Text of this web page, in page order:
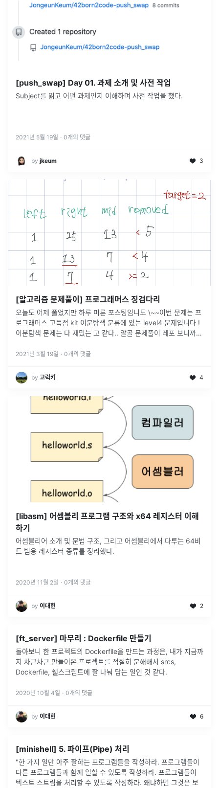
[push_swap] Day 01. 과제 소개 및 사전 작업
Subject를 읽고 어떤 과제인지 이해하며 사전 작업을 했다.
2021년 5월 19일 · 0개의 댓글
by jkeum 3
[알고리즘 문제풀이] 프로그래머스 징검다리
오늘도 어제 풀었지만 하루 미룬 포스팅임니도 \~~이번 문제는 프
로그래머스 고득점 kit 이분탐색 분류에 있는 level4 문제입니다 !
이분탐색 문제는 다 재밌는 고 같다.. 알골 문제풀이 레포 보니까
2021년 3월 19일 · 0개의 댓글
by 고럭키 4
[libasm] 어셈블리 프로그램 구조와 x64 레지스터 이해
하기
어셈블리어 소개 및 문법 구조, 그리고 어셈블리에서 다루는 64비
트 범용 레지스터 종류를 정리했다.
2020년 11월 2일 · 0개의 댓글
by 이대현 2
[ft_server] 마무리 : Dockerfile 만들기
돌아보니 한 프로젝트의 Dockerfile을 만드는 과정은, 내가 지금까
지 차근차근 만들어온 프로젝트를 적절히 분해해서 srcs,
Dockerfile, 쉘스크립트에 잘 나눠 담는 일인 것 같다.
2020년 10월 4일 · 0개의 댓글
by 이대현 6
[minishell] 5. 파이프(Pipe) 처리
"한 가지 일만 아주 잘하는 프로그램들을 작성하라. 프로그램들이
다른 프로그램들과 함께 일할 수 있도록 작성하라. 프로그램들이
텍스트 스트림을 처리할 수 있도록 작성하라. 왜냐하면 그것은 보